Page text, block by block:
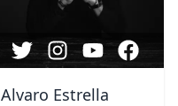
Alvaro Estrella